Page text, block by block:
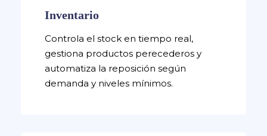
Inventario
Controla el stock en tiempo real,
gestiona productos perecederos y
automatiza la reposición según
demanda y niveles mínimos.